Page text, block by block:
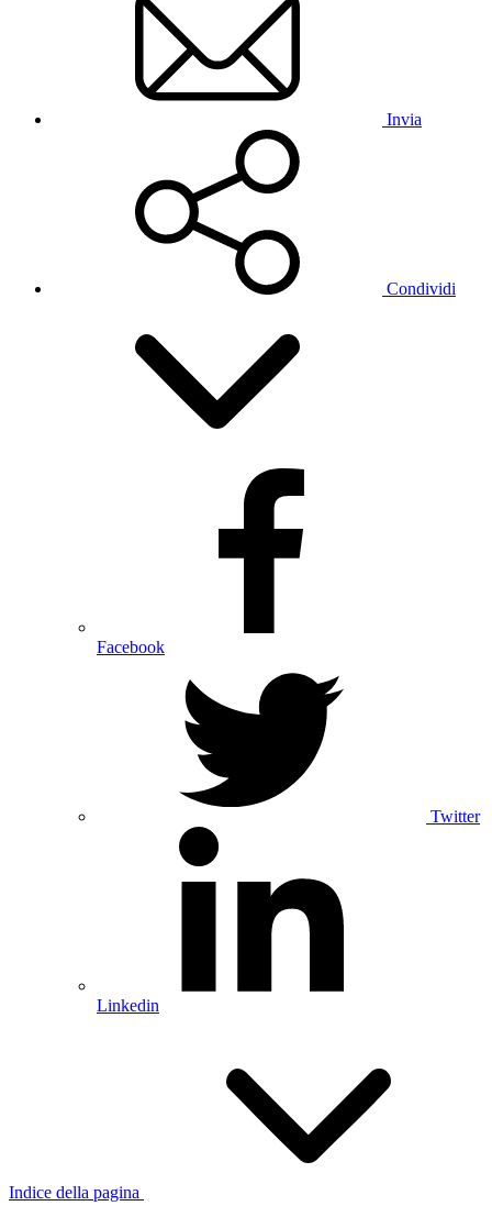
Invia
Condividi
Facebook
Twitter
Linkedin
Indice della pagina